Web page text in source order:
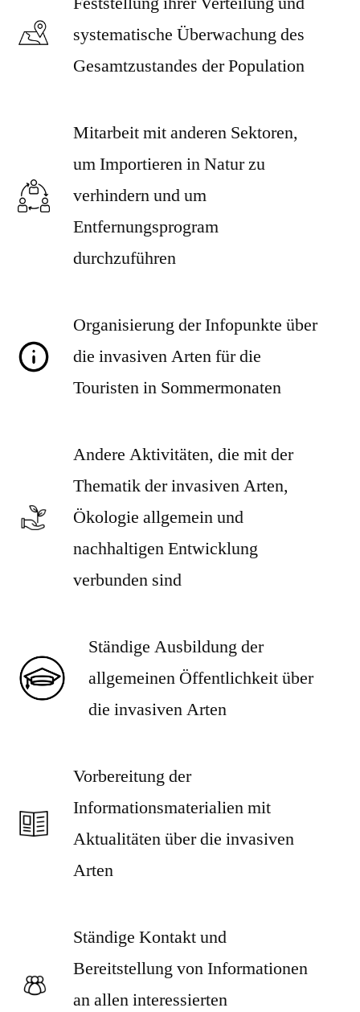
systematische Überwachung des
Gesamtzustandes der Population
Mitarbeit mit anderen Sektoren,
um Importieren in Natur zu
verhindern und um
Entfernungsprogram
durchzuführen
Organisierung der Infopunkte über
die invasiven Arten für die
Touristen in Sommermonaten
Andere Aktivitäten, die mit der
Thematik der invasiven Arten,
Ökologie allgemein und
nachhaltigen Entwicklung
verbunden sind
Ständige Ausbildung der
allgemeinen Öffentlichkeit über
die invasiven Arten
Vorbereitung der
Informationsmaterialien mit
Aktualitäten über die invasiven
Arten
Ständige Kontakt und
Bereitstellung von Informationen
an allen interessierten